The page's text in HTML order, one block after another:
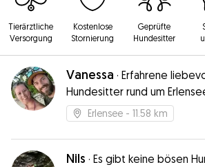
Tierärztliche
Versorgung
Kostenlose
Stornierung
Geprüfte
Hundesitter
Vanessa · Erfahrene
Hundesitter rund um
betreuen kinderliebe Hunde
Erlensee - 11.58 km
Nils · Es gibt keine bösen